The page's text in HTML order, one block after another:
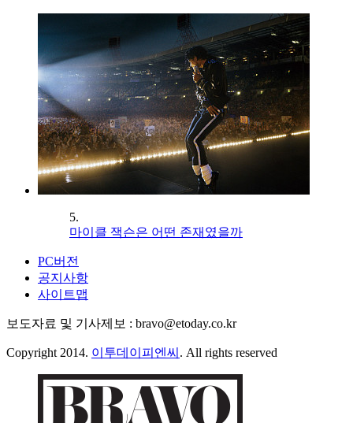
5.
마이클 잭슨은 어떤 존재였을까
PC버전
공지사항
사이트맵
보도자료 및 기사제보 : bravo@etoday.co.kr
Copyright 2014. 이투데이피엔씨 . All rights reserved